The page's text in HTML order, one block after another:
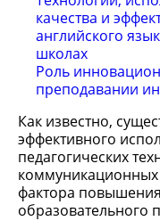
качества и
английского
школах
Роль
преподавании
Как известно,
эффективного
педагогических
коммуникационных
фактора
образовательного